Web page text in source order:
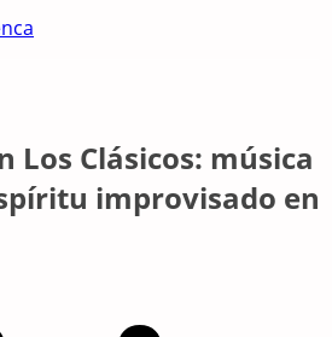
Los Clásicos: música
improvisado en